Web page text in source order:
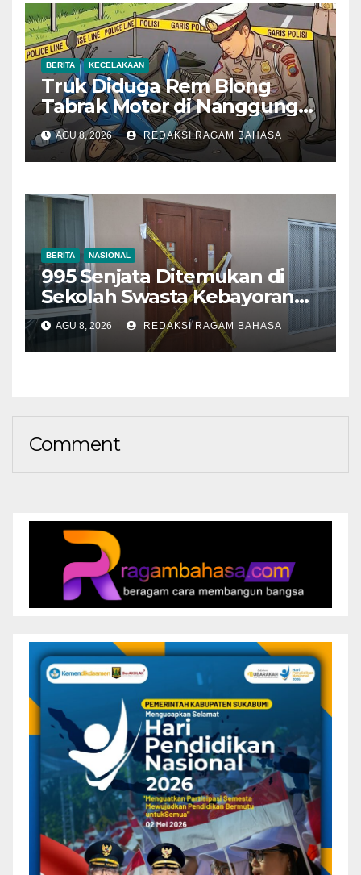
BERITA KECELAKAAN
Truk Diduga Rem Blong
Tabrak Motor di Nanggung
Bogor, Dua Orang Tewas
AGU 8, 2026 REDAKSI RAGAM BAHASA
BERITA NASIONAL
995 Senjata Ditemukan di
Sekolah Swasta Kebayoran
Lama, Ada Bunker hingga
Barang Terlarang
AGU 8, 2026 REDAKSI RAGAM BAHASA
Comment